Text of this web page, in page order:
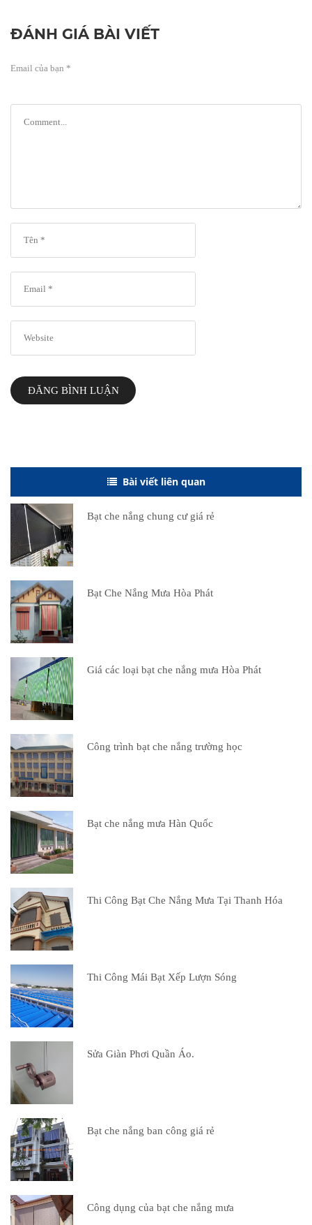
ĐÁNH GIÁ BÀI VIẾT
Email của bạn *
ĐĂNG BÌNH LUẬN
Bài viết liên quan
Bạt che nắng chung cư giá rẻ
Bạt Che Nắng Mưa Hòa Phát
Giá các loại bạt che nắng mưa Hòa Phát
Công trình bạt che nắng trường học
Bạt che nắng mưa Hàn Quốc
Thi Công Bạt Che Nắng Mưa Tại Thanh Hóa
Thi Công Mái Bạt Xếp Lượn Sóng
Sửa Giàn Phơi Quần Áo.
Bạt che nắng ban công giá rẻ
Công dụng của bạt che nắng mưa